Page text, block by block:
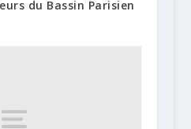
du Bassin Parisien